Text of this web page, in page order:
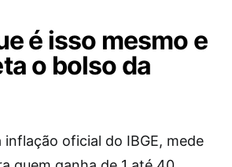
é isso mesmo e
o bolso da
inflação oficial do IBGE, mede